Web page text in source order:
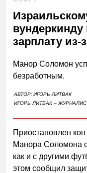
вундеркинду
зарплату
Манор Соломон
безработным.
АВТОР:ИГОРЬ ЛИТВАК
ИГОРЬ ЛИТВАК –
Приостановлен
Манора Соломона
как и с другими
этом сообщил